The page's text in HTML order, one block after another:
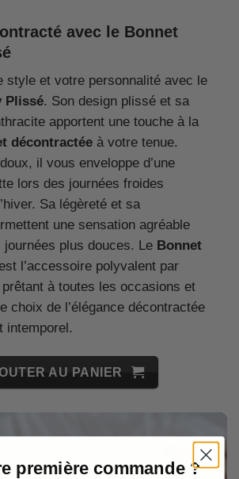
avec le Bonnet
style et votre personnalité avec le
Plissé. Son design plissé et sa
apportent une touche à la
décontractéeà votre tenue.
il vous enveloppe d’une
lors des journées froides
Sa légèreté et sa
une sensation agréable
journées plus douces. Le Bonnet
l’accessoire polyvalent par
à toutes les occasions et
choix de l’élégance décontractée
intemporel.
AU PANIER
première commande ?